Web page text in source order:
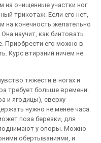
на очищенные участки ног.
трикотаж. Если его нет,
на конечность желательно
научит, как бинтовать
Приобрести его можно в
Курс втираний ничем не
тяжести в ногах и
требует больше времени.
и ягодицы), сверху
нужно не менее часа.
поза березки, для
поднимают у опоры. Можно
обертываниями, и